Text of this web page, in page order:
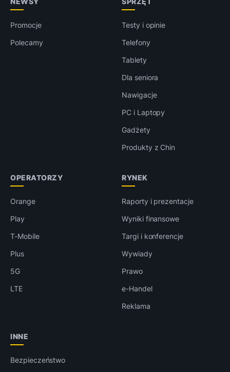
Promocje
Polecamy
Testy i opinie
Telefony
Tablety
Dla seniora
Nawigacje
PC i Laptopy
Gadżety
Produkty z Chin
OPERATORZY
Orange
Play
T-Mobile
Plus
5G
LTE
RYNEK
Raporty i prezentacje
Wyniki finansowe
Targi i konferencje
Wywiady
Prawo
e-Handel
Reklama
INNE
Bezpieczeństwo